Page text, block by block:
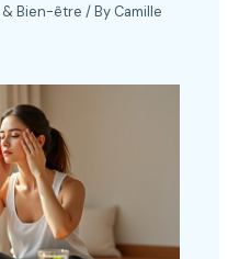
& Bien-être / By Camille